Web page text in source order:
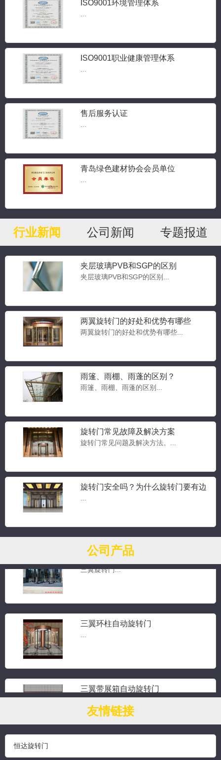
ISO9001环境管理体系
ISO9001职业健康管理体系
售后服务认证
青岛绿色建材协会会员单位
行业新闻 公司新闻 专题报道
夹层玻璃PVB和SGP的区别
夹层玻璃PVB和SGP的区别...
两翼旋转门的好处和优势有哪些
两翼旋转门的好处和优势有哪些...
雨篷、雨棚、雨蓬的区别？
雨篷、雨棚、雨蓬的区别...
旋转门常见故障及解决方案
旋转门常见问题及解决方法。...
旋转门安全吗？为什么旋转门要有边
公司产品
豪华两翼自动旋转门
两翼旋转门...
豪华三翼自动旋转门
三翼旋转门...
三翼手动旋转门
三翼旋转门...
三翼环柱自动旋转门
三翼带展箱自动旋转门
...
友情链接
恒达旋转门